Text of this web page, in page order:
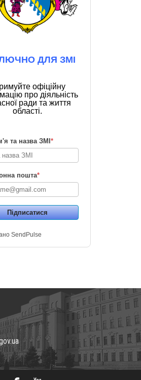
ДЛЯ ЗМІ
офіційну
про діяльність
ради та життя
області.
та назва ЗМІ *
пошта*
Підписатися
SendPulse